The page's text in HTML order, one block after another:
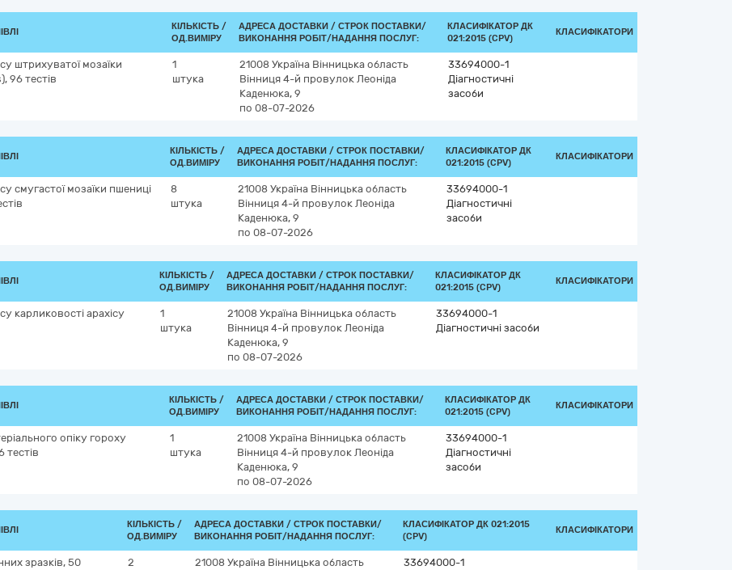
КІЛЬКІСТЬ /
ОД.ВИМІРУ
АДРЕСА ДОСТАВКИ / СТРОК ПОСТАВКИ/
ВИКОНАННЯ РОБІТ/НАДАННЯ ПОСЛУГ:
КЛАСИФІКАТОР ДК
021:2015 (CPV)
КЛАСИФІКАТОРИ
штрихуватої мозаїки
96 тестів
1
штука
21008 Україна Вінницька область
Вінниця 4-й провулок Леоніда
Каденюка, 9
по 08-07-2026
33694000-1
Діагностичні
засоби
КІЛЬКІСТЬ /
ОД.ВИМІРУ
АДРЕСА ДОСТАВКИ / СТРОК ПОСТАВКИ/
ВИКОНАННЯ РОБІТ/НАДАННЯ ПОСЛУГ:
КЛАСИФІКАТОР ДК
021:2015 (CPV)
КЛАСИФІКАТОРИ
смугастої мозаїки пшениці
8
штука
21008 Україна Вінницька область
Вінниця 4-й провулок Леоніда
Каденюка, 9
по 08-07-2026
33694000-1
Діагностичні
засоби
КІЛЬКІСТЬ /
ОД.ВИМІРУ
АДРЕСА ДОСТАВКИ / СТРОК ПОСТАВКИ/
ВИКОНАННЯ РОБІТ/НАДАННЯ ПОСЛУГ:
КЛАСИФІКАТОР ДК
021:2015 (CPV)
КЛАСИФІКАТОРИ
карликовості арахісу
1
штука
21008 Україна Вінницька область
Вінниця 4-й провулок Леоніда
Каденюка, 9
по 08-07-2026
33694000-1
Діагностичні засоби
КІЛЬКІСТЬ /
ОД.ВИМІРУ
АДРЕСА ДОСТАВКИ / СТРОК ПОСТАВКИ/
ВИКОНАННЯ РОБІТ/НАДАННЯ ПОСЛУГ:
КЛАСИФІКАТОР ДК
021:2015 (CPV)
КЛАСИФІКАТОРИ
опіку гороху
тестів
1
штука
21008 Україна Вінницька область
Вінниця 4-й провулок Леоніда
Каденюка, 9
по 08-07-2026
33694000-1
Діагностичні
засоби
КІЛЬКІСТЬ /
ОД.ВИМІРУ
АДРЕСА ДОСТАВКИ / СТРОК ПОСТАВКИ/
ВИКОНАННЯ РОБІТ/НАДАННЯ ПОСЛУГ:
КЛАСИФІКАТОР ДК 021:2015
(CPV)
КЛАСИФІКАТОРИ
зразків, 50
2
21008 Україна Вінницька область
33694000-1